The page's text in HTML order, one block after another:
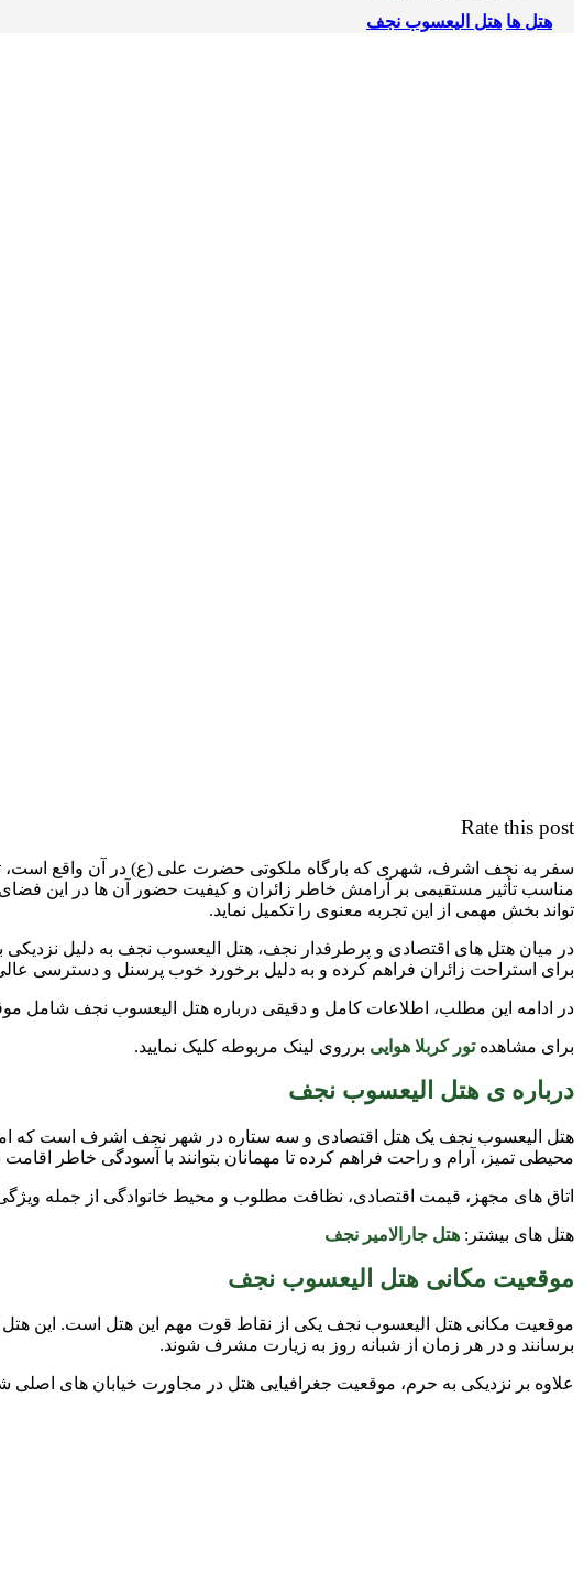
هتل ها هتل الیعسوب نجف
Rate this post
سفر به نجف اشرف، شهری که بارگاه ملکوتی حضرت علی (ع) در آن واقع است،
مناسب تأثیر مستقیمی بر آرامش خاطر زائران و کیفیت حضور آن ها در این
تواند بخش مهمی از این تجربه معنوی را تکمیل نماید.
در میان هتل های اقتصادی و پرطرفدار نجف، هتل الیعسوب نجف به دلیل نزدیکی
برای استراحت زائران فراهم کرده و به دلیل برخورد خوب پرسنل و دسترسی
در ادامه این مطلب، اطلاعات کامل و دقیقی درباره هتل الیعسوب نجف شامل
برای مشاهدهتور کربلا هوایی برروی لینک مربوطه کلیک نمایید.
درباره ی هتل الیعسوب نجف
هتل الیعسوب نجف یک هتل اقتصادی و سه ستاره در شهر نجف اشرف است که
محیطی تمیز، آرام و راحت فراهم کرده تا مهمانان بتوانند با آسودگی خاطر
اتاق های مجهز، قیمت اقتصادی، نظافت مطلوب و محیط خانوادگی از جمله
هتل های بیشتر: هتل جارالامیر نجف
موقعیت مکانی هتل الیعسوب نجف
برسانند و در هر زمان از شبانه روز به زیارت مشرف شوند.
علاوه بر نزدیکی به حرم، موقعیت جغرافیایی هتل در مجاورت خیابان های